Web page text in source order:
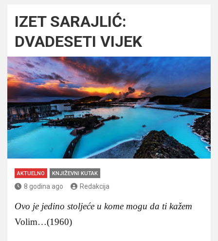
IZET SARAJLIĆ:
DVADESETI VIJEK
AKTUELNO KNJIŽEVNI KUTAK
8 godina ago Redakcija
Ovo je jedino stoljeće u kome mogu da ti kažem
Volim…(1960)